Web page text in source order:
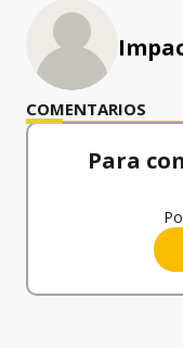
COMENTARIOS
Para